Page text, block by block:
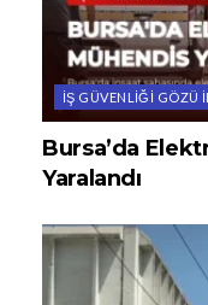
İŞ GÜVENLIĞI GÖZÜ
Bursa’da
Yaralandı